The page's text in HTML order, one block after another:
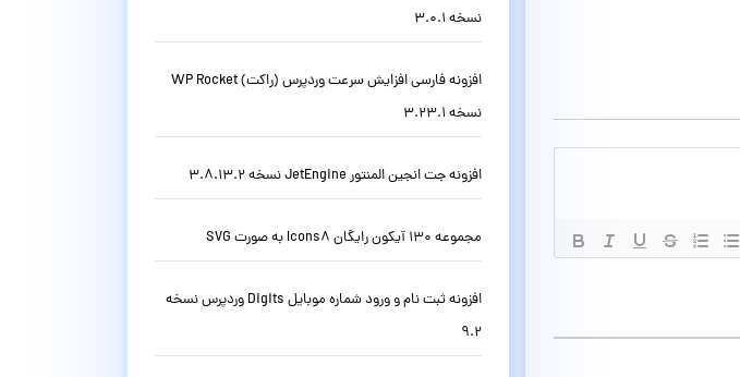
نسخه 3.0.1
افزونه فارسی افزایش سرعت وردپرس (راکت) WP Rocket
نسخه 3.23.1
افزونه جت انجین المنتور JetEngine نسخه 3.8.13.2
مجموعه 130 آیکون رایگان Icons8 به صورت SVG
افزونه ثبت نام و ورود شماره موبایل Digits وردپرس نسخه
9.2